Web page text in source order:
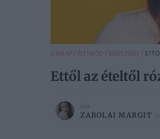
CÍMLAP / ÉLETMÓD / EGÉSZSÉG /
Ettől az ételtől
Írta
ZABOLAI MARGIT